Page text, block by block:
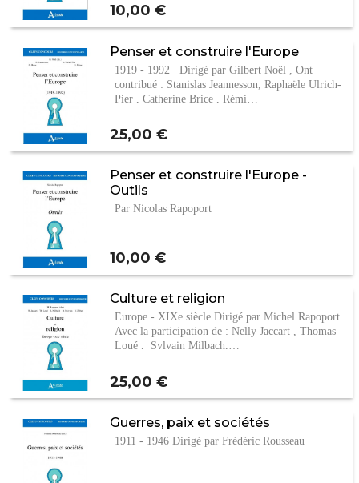
Prix
10,00 €
Penser et construire l'Europe
1919 - 1992 Dirigé par Gilbert Noël , Ont
contribué : Stanislas Jeannesson, Raphaële Ulrich-
Pier , Catherine Brice , Rémi…
Prix
25,00 €
Penser et construire l'Europe -
Outils
Par Nicolas Rapoport
Prix
10,00 €
Culture et religion
Europe - XIXe siècle Dirigé par Michel Rapoport
Avec la participation de : Nelly Jaccart , Thomas
Loué , Sylvain Milbach,…
Prix
25,00 €
Guerres, paix et sociétés
1911 - 1946 Dirigé par Frédéric Rousseau